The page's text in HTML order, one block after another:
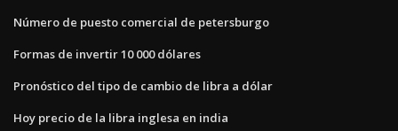
Número de puesto comercial de petersburgo
Formas de invertir 10 000 dólares
Pronóstico del tipo de cambio de libra a dólar
Hoy precio de la libra inglesa en india